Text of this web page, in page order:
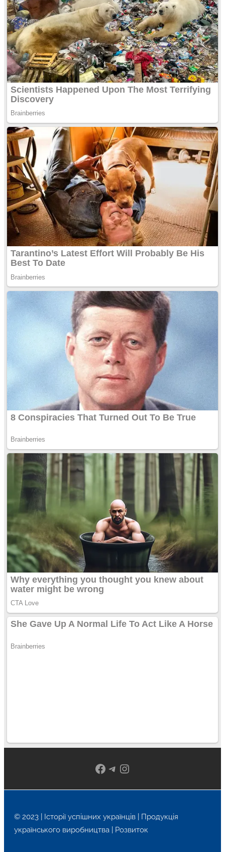
Facebook
Telegram
Instagram
© 2023 | Історії успішних українців | Продукція
українського виробництва | Розвиток